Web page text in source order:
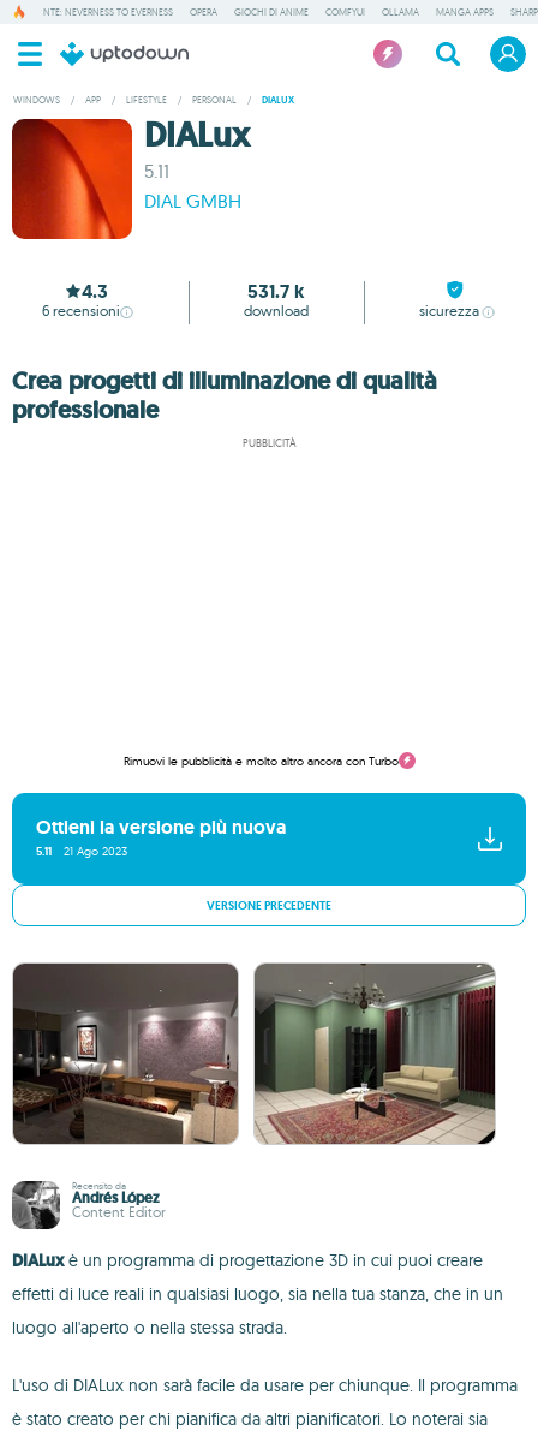
NTE: NEVERNESS TO EVERNESS OPERA GIOCHI DI ANIME COMFYUI OLLAMA MANGA APPS
WINDOWS / APP / LIFESTYLE / PERSONAL / DIALUX
DIALux
5.11
DIAL GMBH
4.3
6 recensioni
531.7 k
download sicurezza
Crea progetti di illuminazione di qualità
professionale
PUBBLICITÀ
Rimuovi le pubblicità e molto altro ancora con Turbo
Ottieni la versione più nuova
5.11 21 Ago 2023
VERSIONE PRECEDENTE
Recensito da
Andrés López
Content Editor
DIALuxè un programma di progettazione 3D in cui puoi creare
effetti di luce reali in qualsiasi luogo, sia nella tua stanza, che in un
luogo all'aperto o nella stessa strada.
L'uso di DIALux non sarà facile da usare per chiunque. Il programma
è stato creato per chi pianifica da altri pianificatori. Lo noterai sia